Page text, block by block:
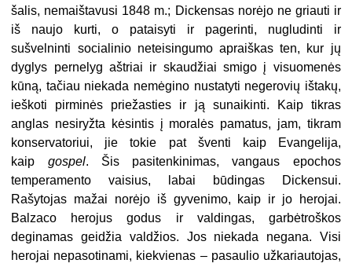
šalis, nemaištavusi 1848 m.; Dickensas norėjo ne griauti ir
iš naujo kurti, o pataisyti ir pagerinti, nugludinti ir
sušvelninti socialinio neteisingumo apraiškas ten, kur jų
dyglys pernelyg aštriai ir skaudžiai smigo į visuomenės
kūną, tačiau niekada nemėgino nustatyti negerovių ištakų,
ieškoti pirminės priežasties ir ją sunaikinti. Kaip tikras
anglas nesiryžta kėsintis į moralės pamatus, jam, tikram
konservatoriui, jie tokie pat šventi kaip Evangelija,
kaip gospel. Šis pasitenkinimas, vangaus epochos
temperamento vaisius, labai būdingas Dickensui.
Rašytojas mažai norėjo iš gyvenimo, kaip ir jo herojai.
Balzaco herojus godus ir valdingas, garbėtroškos
deginamas geidžia valdžios. Jos niekada negana. Visi
herojai nepasotinami, kiekvienas – pasaulio užkariautojas,